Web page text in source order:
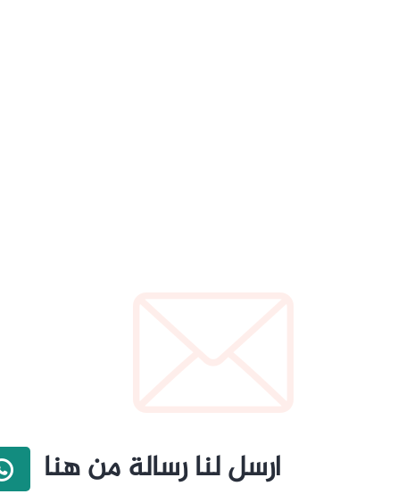
ارسل لنا رسالة من هنا